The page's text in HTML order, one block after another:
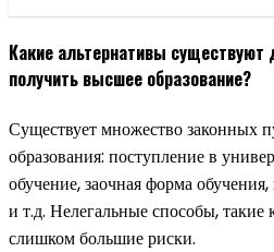
Какие альтернативы существуют
получить высшее образование?
Существует множество законных
образования: поступление в
обучение, заочная форма
и т.д. Нелегальные способы, такие
слишком большие риски.